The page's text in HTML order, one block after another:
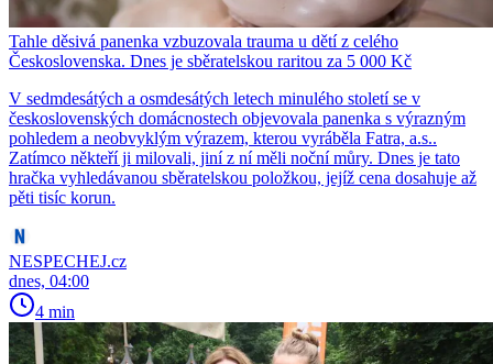
Tahle děsivá panenka vzbuzovala trauma u dětí z celého
Československa. Dnes je sběratelskou raritou za 5 000 Kč
V sedmdesátých a osmdesátých letech minulého století se v
československých domácnostech objevovala panenka s výrazným
pohledem a neobvyklým výrazem, kterou vyráběla Fatra, a.s..
Zatímco někteří ji milovali, jiní z ní měli noční můry. Dnes je tato
hračka vyhledávanou sběratelskou položkou, jejíž cena dosahuje až
pěti tisíc korun.
NESPECHEJ.cz
dnes, 04:00
4 min